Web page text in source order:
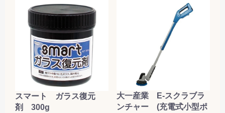
スマート ガラス復元
剤 300g
大一産業 E-スクラブラ
ンチャー (充電式小型ポ